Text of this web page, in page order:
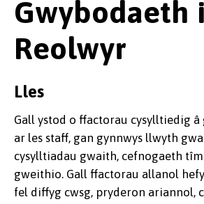
Gwybodaeth i
Reolwyr
Lles
Gall ystod o ffactorau cysylltiedig
ar les staff, gan gynnwys llwyth
cysylltiadau gwaith, cefnogaeth
gweithio. Gall ffactorau allanol
fel diffyg cwsg, pryderon ariannol,